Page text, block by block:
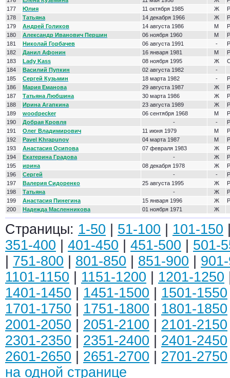
177
Юлия 11 октября 1985 Ж
178
Татьяна 14 декабря 1966 Ж
179
Андрей Голиков 14 августа 1986 М
180
Александр Иванович Першин 06 ноября 1960 М
181
Николай Горбачев 06 августа 1991 -
182
Данил Афонин 16 января 1981 М
183
Lady Kass 08 ноября 1995 Ж
184
Василий Пупкин 02 августа 1982
-
185
Сергей Кузьмин 18 марта 1982 -
186
Мария Еманова 29 августа 1987 Ж
187
Татьяна Любшина 30 марта 1986 Ж
188
Ирина Агапкина 23 августа 1989 Ж
189
woodpecker 06 сентября 1968 М
190
Добрая Кровля - -
191
Олег Владимирович 11 июня 1979 М
192
Pavel Khrapunov 04 марта 1987 М
193
Анастасия Осипова 07 февраля 1983 Ж
194
Екатерина Градова - Ж
195
ирина 08 декабря 1978 Ж
196
Сергей - -
197
Валерия Сидоренко 25 августа 1995 Ж
198
Татьяна - Ж
199
Анастасия Пинегина 15 января 1996 Ж
200
Надежда Масленникова 01 ноября 1971 Ж
Страницы: 1-50 51-100 101-150
351-400
401-450 451-500
501-
751-800 801-850 851-900
1101-1150
1151-1200 1201-1250
1401-1450
1451-1500 1501-1550
1701-1750
1751-1800 1801-1850
2001-2050
2051-2100 2101-2150
2301-2350
2351-2400 2401-2450
2601-2650
2651-2700 2701-2750
на одной странице